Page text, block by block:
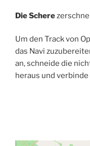
Die Schere
Um den Track von
das Navi
an, schneide die
heraus und